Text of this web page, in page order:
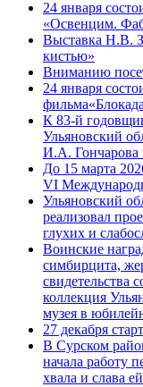
24 января
«Освенцим.
Выставка Н.В.
кистью»
Вниманию
24 января
К 83-й
Ульяновский
И.А. Гончарова
До 15 марта
VI
Ульяновский
реализовал
глухих и
Воинские
симбирцита,
свидетельства
коллекция
музея в
27 декабря
В Сурском
начала работу
хвала и слава